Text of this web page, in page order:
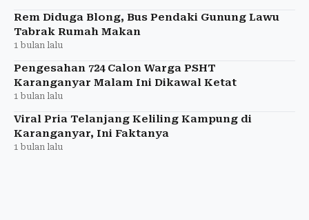
Rem Diduga Blong, Bus Pendaki Gunung Lawu
Tabrak Rumah Makan
1 bulan lalu
Pengesahan 724 Calon Warga PSHT
Karanganyar Malam Ini Dikawal Ketat
1 bulan lalu
Viral Pria Telanjang Keliling Kampung di
Karanganyar, Ini Faktanya
1 bulan lalu